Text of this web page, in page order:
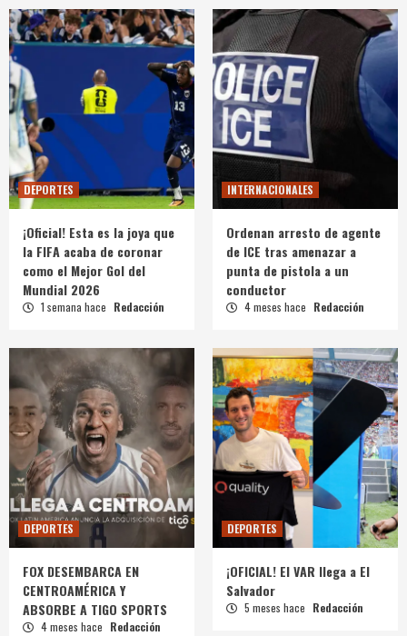
DEPORTES
¡Oficial! Esta es la joya que
la FIFA acaba de coronar
como el Mejor Gol del
Mundial 2026
1 semana hace Redacción
INTERNACIONALES
Ordenan arresto de agente
de ICE tras amenazar a
punta de pistola a un
conductor
4 meses hace Redacción
DEPORTES
FOX DESEMBARCA EN
CENTROAMÉRICA Y
ABSORBE A TIGO SPORTS
4 meses hace Redacción
DEPORTES
¡OFICIAL! El VAR llega a El
Salvador
5 meses hace Redacción